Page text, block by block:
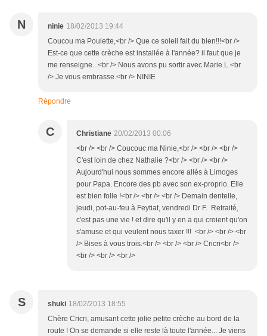
N ninie 18/02/2013 19:44
Coucou ma Poulette,<br /> Que ce soleil fait du bien!!!<br />
Est-ce que cette crèche est installée à l'année? il faut que je
me renseigne...<br /> Nous avons pu sortir avec Marie.L.<br
/> Je vous embrasse.<br /> NINIE
Répondre
C Christiane 20/02/2013 00:06
<br /> <br /> Coucouc ma Ninie,<br /> <br /> <br />
C'est loin de chez Nathalie ?<br /> <br /> <br />
Aujourd'hui nous sommes encore allés à Limoges
pour Papa. Encore des pb avec son ex-proprio. Elle
est bien folle !<br /> <br /> <br /> Demain dentelle,
jeudi, pot-au-feu à Feytiat, vendredi Dr F. Retraité,
c'est pas une vie ! et dire qu'il y en a qui croient qu'on
s'amuse et qui veulent nous taxer !!! <br /> <br /> <br
/> Bises à vous trois.<br /> <br /> <br /> Cricri<br />
<br /> <br /> <br />
S shuki 18/02/2013 18:55
Chère Cricri, amusant cette jolie petite crèche au bord de la
route ! On se demande si elle reste là toute l'année... Je viens